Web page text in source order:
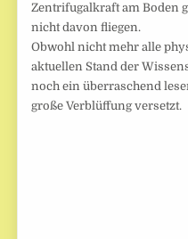
Zentrifugalkraft am Boden
nicht davon fliegen.
Obwohl nicht mehr alle
aktuellen Stand der
noch ein überraschend
große Verblüffung versetzt.